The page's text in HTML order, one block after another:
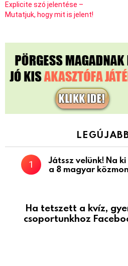
Explicite szó jelentése –
Mutatjuk, hogy mit is jelent!
Játssz velünk! Na
a 8 magyar
Ha tetszett a kvíz,
csoportunkhoz